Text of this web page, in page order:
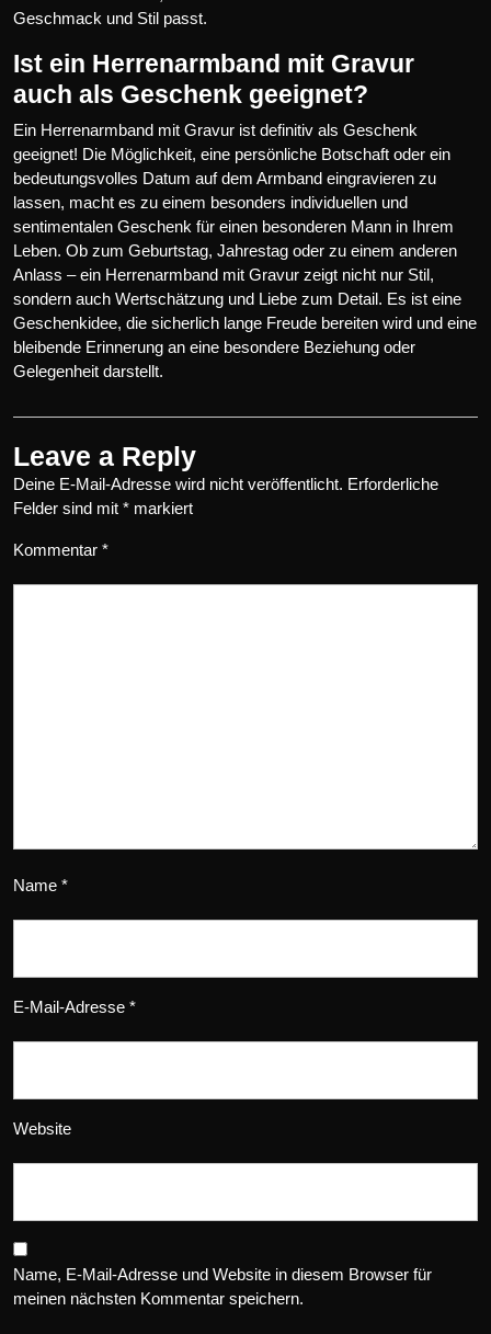
Geschmack und Stil passt.
Ist ein Herrenarmband mit Gravur
auch als Geschenk geeignet?
Ein Herrenarmband mit Gravur ist definitiv als Geschenk
geeignet! Die Möglichkeit, eine persönliche Botschaft oder ein
bedeutungsvolles Datum auf dem Armband eingravieren zu
lassen, macht es zu einem besonders individuellen und
sentimentalen Geschenk für einen besonderen Mann in Ihrem
Leben. Ob zum Geburtstag, Jahrestag oder zu einem anderen
Anlass – ein Herrenarmband mit Gravur zeigt nicht nur Stil,
sondern auch Wertschätzung und Liebe zum Detail. Es ist eine
Geschenkidee, die sicherlich lange Freude bereiten wird und eine
bleibende Erinnerung an eine besondere Beziehung oder
Gelegenheit darstellt.
Leave a Reply
Deine E-Mail-Adresse wird nicht veröffentlicht. Erforderliche
Felder sind mit * markiert
Kommentar *
Name *
E-Mail-Adresse *
Website
Name, E-Mail-Adresse und Website in diesem Browser für
meinen nächsten Kommentar speichern.